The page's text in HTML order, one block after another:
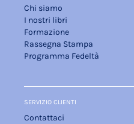
Chi siamo
I nostri libri
Formazione
Rassegna Stampa
Programma Fedeltà
SERVIZIO CLIENTI
Contattaci